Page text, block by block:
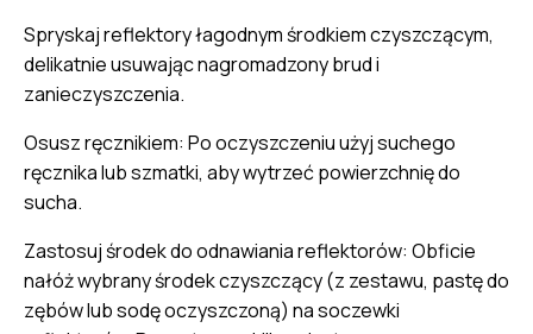
Spryskaj reflektory łagodnym środkiem czyszczącym,
delikatnie usuwając nagromadzony brud i
zanieczyszczenia.
Osusz ręcznikiem: Po oczyszczeniu użyj suchego
ręcznika lub szmatki, aby wytrzeć powierzchnię do
sucha.
Zastosuj środek do odnawiania reflektorów: Obficie
nałóż wybrany środek czyszczący (z zestawu, pastę do
zębów lub sodę oczyszczoną) na soczewki